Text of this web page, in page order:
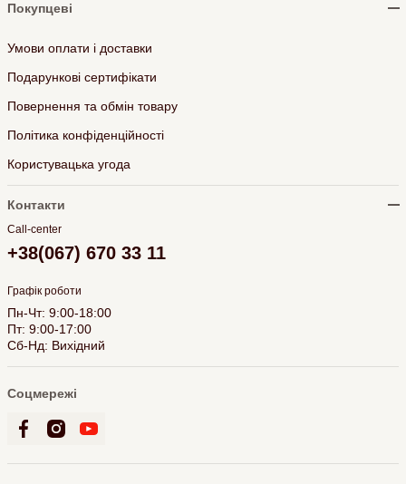
Покупцеві
Умови оплати і доставки
Подарункові сертифікати
Повернення та обмін товару
Політика конфіденційності
Користувацька угода
Контакти
Call-center
+38(067) 670 33 11
Графік роботи
Пн-Чт: 9:00-18:00
Пт: 9:00-17:00
Сб-Нд: Вихідний
Соцмережі